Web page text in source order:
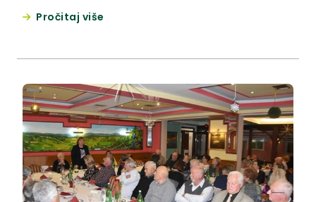
vijencu.
Pročitaj više